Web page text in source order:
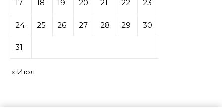
17 18 19 20 21 22 23
24 25 26 27 28 29 30
31
« Июл